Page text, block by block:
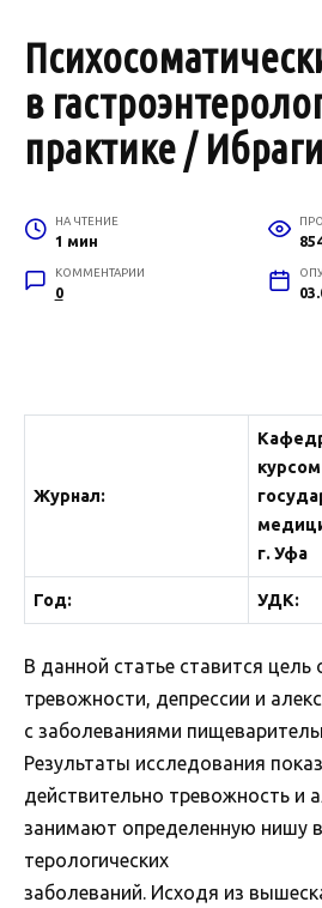
в
практике /
НА ЧТЕНИЕ
1 мин
КОММЕНТАРИИ
0
Журнал:
г. Уфа
Год: УДК:
В данной статье ставится цель
тревожности, депрессии и
с заболеваниями
Результаты исследования
действительно тревожность и
занимают определенную нишу в
терологических
заболеваний. Исходя из